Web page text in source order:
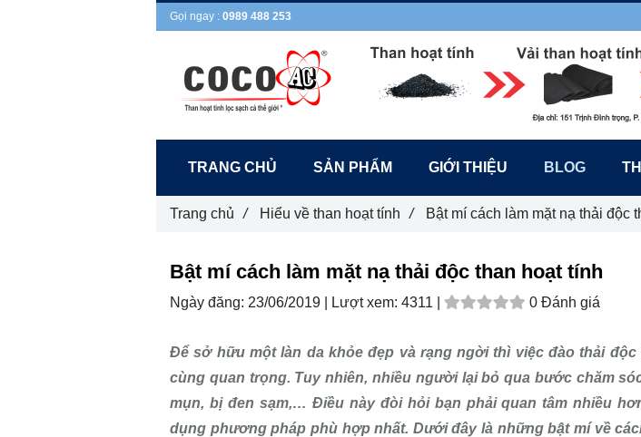
Bật mí cách làm mặt nạ thải độc than hoạt tính
Ngày đăng: 23/06/2019 | Lượt xem: 4311 | 0 Đánh giá
Để sở hữu một làn da khỏe đẹp và rạng ngời thì việc đào thải
cùng quan trọng. Tuy nhiên, nhiều người lại bỏ qua bước chăm
mụn, bị đen sạm,… Điều này đòi hỏi bạn phải quan tâm nhiều
dụng phương pháp phù hợp nhất. Dưới đây là những bật mí về
Trang chủ / Hiểu về than hoạt tính / Bật mí cách làm mặt nạ thải độc
Gọi ngay : 0989 488 253
TRANG CHỦ SẢN PHẨM GIỚI THIỆU BLOG